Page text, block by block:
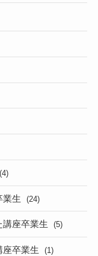
(4)
業生 (24)
講座卒業生 (5)
座卒業生 (1)